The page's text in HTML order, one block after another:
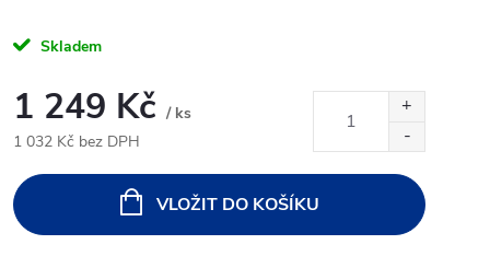
Skladem
1 249 Kč / ks
1 032 Kč bez DPH
cena:
VLOŽIT DO KOŠÍKU